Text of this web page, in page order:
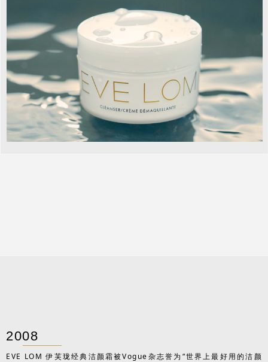
2008
EVE LOM 伊芙珑经典洁颜霜被Vogue杂志誉为“世界上最好用的洁颜